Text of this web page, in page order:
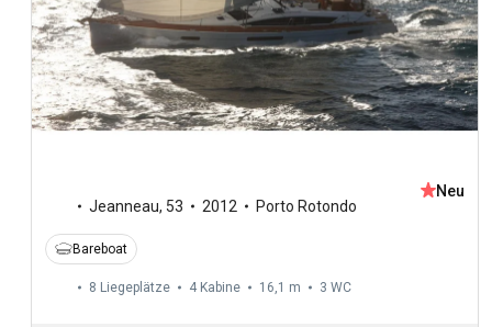
Jeanneau, 53 2012 Porto Rotondo
Neu
Bareboat
8 Liegeplätze 4 Kabine 16,1 m 3 WC